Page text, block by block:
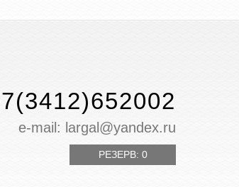
е-mail: largal@yandex.ru
РЕЗЕРВ: 0